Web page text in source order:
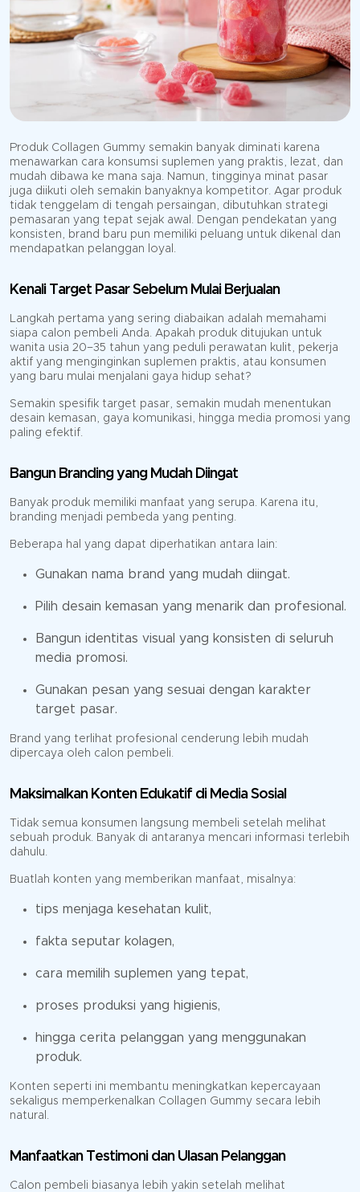
Produk Collagen Gummy semakin banyak diminati karena
menawarkan cara konsumsi suplemen yang praktis, lezat, dan
mudah dibawa ke mana saja. Namun, tingginya minat pasar
juga diikuti oleh semakin banyaknya kompetitor. Agar produk
tidak tenggelam di tengah persaingan, dibutuhkan strategi
pemasaran yang tepat sejak awal. Dengan pendekatan yang
konsisten, brand baru pun memiliki peluang untuk dikenal dan
mendapatkan pelanggan loyal.
Kenali Target Pasar Sebelum Mulai Berjualan
Langkah pertama yang sering diabaikan adalah memahami
siapa calon pembeli Anda. Apakah produk ditujukan untuk
wanita usia 20–35 tahun yang peduli perawatan kulit, pekerja
aktif yang menginginkan suplemen praktis, atau konsumen
yang baru mulai menjalani gaya hidup sehat?
Semakin spesifik target pasar, semakin mudah menentukan
desain kemasan, gaya komunikasi, hingga media promosi yang
paling efektif.
Bangun Branding yang Mudah Diingat
Banyak produk memiliki manfaat yang serupa. Karena itu,
branding menjadi pembeda yang penting.
Beberapa hal yang dapat diperhatikan antara lain:
Gunakan nama brand yang mudah diingat.
Pilih desain kemasan yang menarik dan profesional.
Bangun identitas visual yang konsisten di seluruh
media promosi.
Gunakan pesan yang sesuai dengan karakter
target pasar.
Brand yang terlihat profesional cenderung lebih mudah
dipercaya oleh calon pembeli.
Maksimalkan Konten Edukatif di Media Sosial
Tidak semua konsumen langsung membeli setelah melihat
sebuah produk. Banyak di antaranya mencari informasi terlebih
dahulu.
Buatlah konten yang memberikan manfaat, misalnya:
tips menjaga kesehatan kulit,
fakta seputar kolagen,
cara memilih suplemen yang tepat,
proses produksi yang higienis,
hingga cerita pelanggan yang menggunakan
produk.
Konten seperti ini membantu meningkatkan kepercayaan
sekaligus memperkenalkan Collagen Gummy secara lebih
natural.
Manfaatkan Testimoni dan Ulasan Pelanggan
Calon pembeli biasanya lebih yakin setelah melihat